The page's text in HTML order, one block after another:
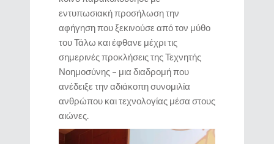
εντυπωσιακή προσήλωση την
αφήγηση που ξεκινούσε από τον μύθο
του Τάλω και έφθανε μέχρι τις
σημερινές προκλήσεις της Τεχνητής
Νοημοσύνης – μια διαδρομή που
ανέδειξε την αδιάκοπη συνομιλία
ανθρώπου και τεχνολογίας μέσα στους
αιώνες.